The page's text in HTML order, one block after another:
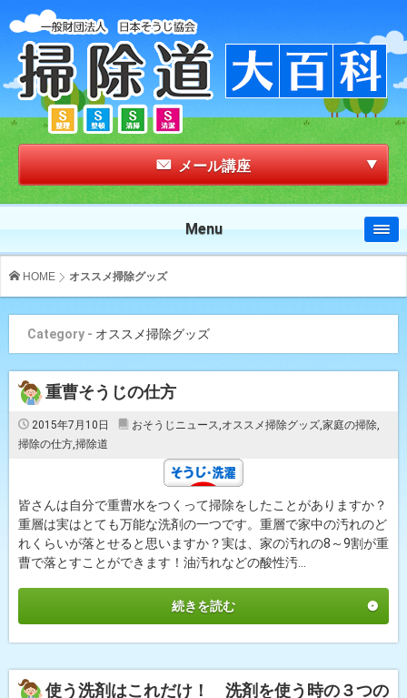
メール講座
Menu
HOME オススメ掃除グッズ
Category - オススメ掃除グッズ
重曹そうじの仕方
2015年7月10日 おそうじニュース,オススメ掃除グッズ,家庭の掃除,
掃除の仕方,掃除道
皆さんは自分で重曹水をつくって掃除をしたことがありますか？
重層は実はとても万能な洗剤の一つです。重層で家中の汚れのど
れくらいが落とせると思いますか？実は、家の汚れの8～9割が重
曹で落とすことができます！油汚れなどの酸性汚...
続きを読む
使う洗剤はこれだけ！ 洗剤を使う時の３つの